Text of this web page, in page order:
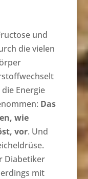
und
die vielen
Energie
Das
wie
vor. Und
Diabetiker
mit